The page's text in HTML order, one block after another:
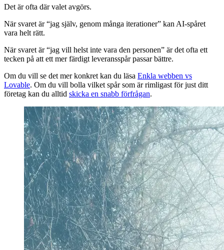
Det är ofta där valet avgörs.
När svaret är “jag själv, genom många iterationer” kan AI-spåret
vara helt rätt.
När svaret är “jag vill helst inte vara den personen” är det ofta ett
tecken på att ett mer färdigt leveransspår passar bättre.
Om du vill se det mer konkret kan du läsa Enkla webben vs
Lovable. Om du vill bolla vilket spår som är rimligast för just ditt
företag kan du alltid skicka en snabb förfrågan.